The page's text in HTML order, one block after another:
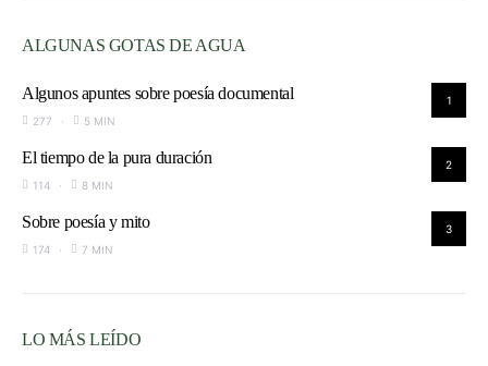
ALGUNAS GOTAS DE AGUA
1
Algunos apuntes sobre poesía documental
277 5 MIN
2
El tiempo de la pura duración
114 8 MIN
3
Sobre poesía y mito
174 7 MIN
LO MÁS LEÍDO